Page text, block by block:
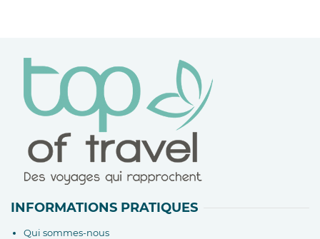
INFORMATIONS PRATIQUES
Qui sommes-nous